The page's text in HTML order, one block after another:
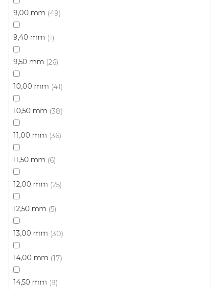
9,00 mm 49
9,40 mm 1
9,50 mm 26
10,00 mm 41
10,50 mm 38
11,00 mm 36
11,50 mm 6
12,00 mm 25
12,50 mm 5
13,00 mm 30
14,00 mm 17
14,50 mm 9
Metrážový koberec PONZA TERMO medová
Doprodej
4 m